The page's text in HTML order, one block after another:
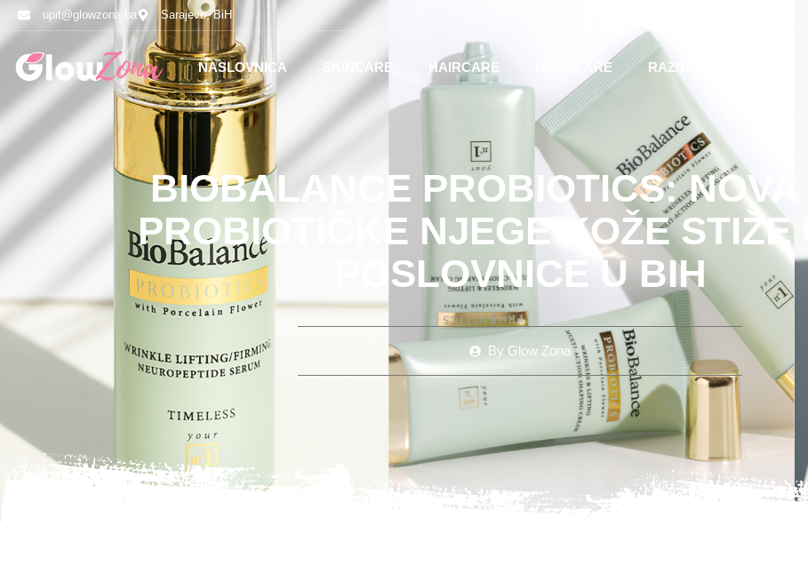
upit@glowzona.ba Sarajevo, BiH
NASLOVNICA SKINCARE HAIRCARE BODYCARE RAZNO
BIOBALANCE PROBIOTICS: NOVA
PROBIOTIČKE NJEGE KOŽE STIŽE
POSLOVNICE U BIH
By Glow Zona